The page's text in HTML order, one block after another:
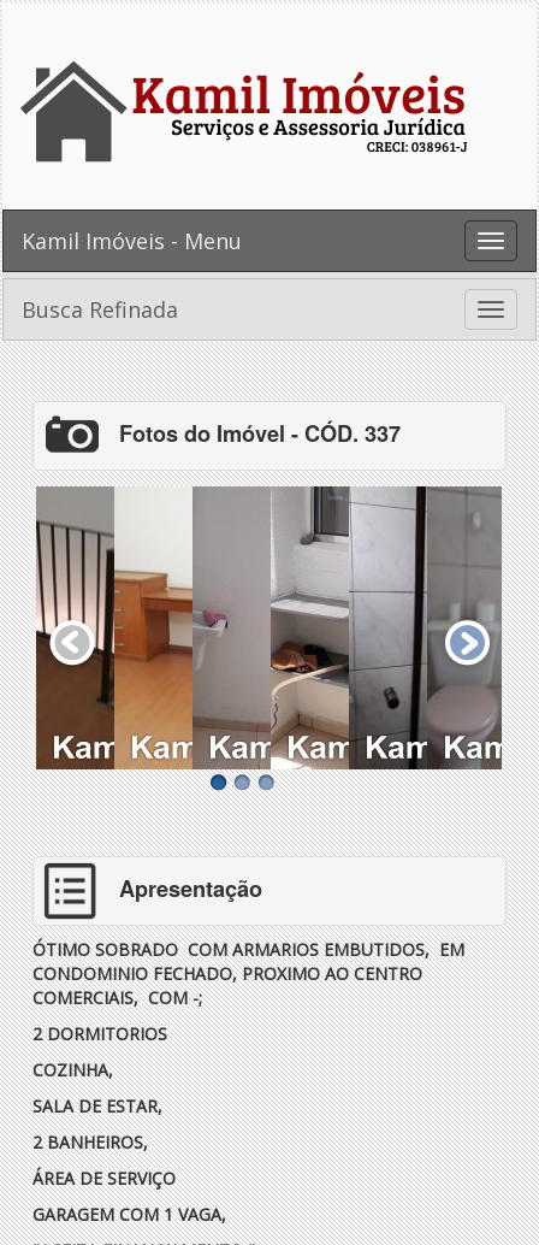
Toggle
Kamil Imóveis - Menu
Toggle
Busca Refinada
Fotos do Imóvel - CÓD. 337
Apresentação
ÓTIMO SOBRADO COM ARMARIOS EMBUTIDOS, EM
CONDOMINIO FECHADO, PROXIMO AO CENTRO
COMERCIAIS, COM -;
2 DORMITORIOS
COZINHA,
SALA DE ESTAR,
2 BANHEIROS,
ÁREA DE SERVIÇO
GARAGEM COM 1 VAGA,